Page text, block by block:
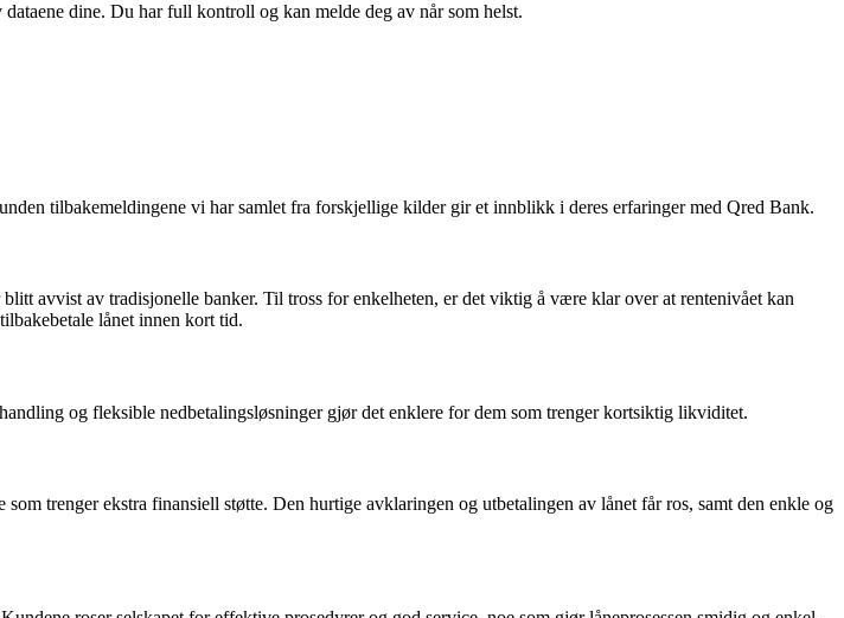
dine. Du har full kontroll og kan melde deg av når som helst.
tilbakemeldingene vi har samlet fra forskjellige kilder gir et innblikk i deres erfaringer med Qred Bank.
avvist av tradisjonelle banker. Til tross for enkelheten, er det viktig å være klar over at rentenivået kan
lånet innen kort tid.
og fleksible nedbetalingsløsninger gjør det enklere for dem som trenger kortsiktig likviditet.
trenger ekstra finansiell støtte. Den hurtige avklaringen og utbetalingen av lånet får ros, samt den enkle og